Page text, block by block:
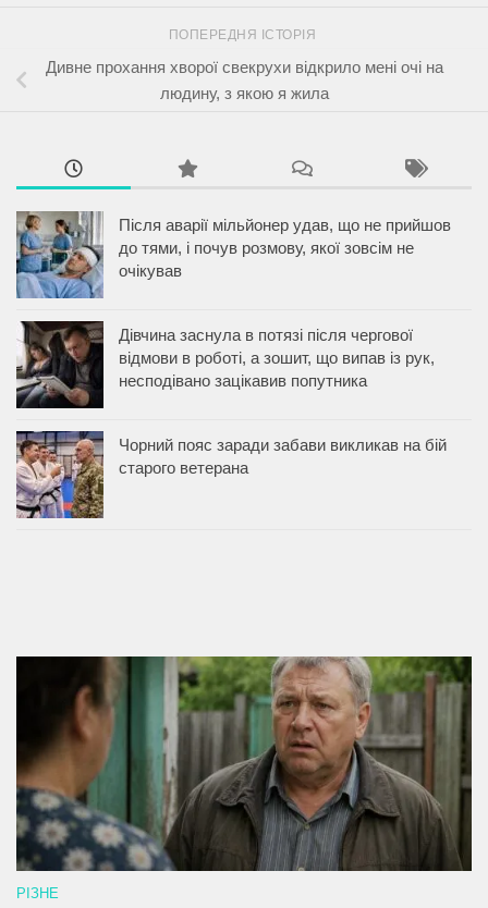
ПОПЕРЕДНЯ ІСТОРІЯ
Дивне прохання хворої свекрухи відкрило мені очі на
людину, з якою я жила
Після аварії мільйонер удав, що не прийшов
до тями, і почув розмову, якої зовсім не
очікував
Дівчина заснула в потязі після чергової
відмови в роботі, а зошит, що випав із рук,
несподівано зацікавив попутника
Чорний пояс заради забави викликав на бій
старого ветерана
РІЗНЕ